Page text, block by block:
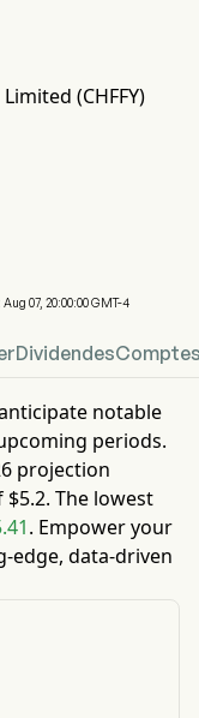
(CHFFY)
07, 20:00:00 GMT-4
Dividendes
notable
periods.
projection
$5.2. The lowest
. Empower your
edge, data-driven